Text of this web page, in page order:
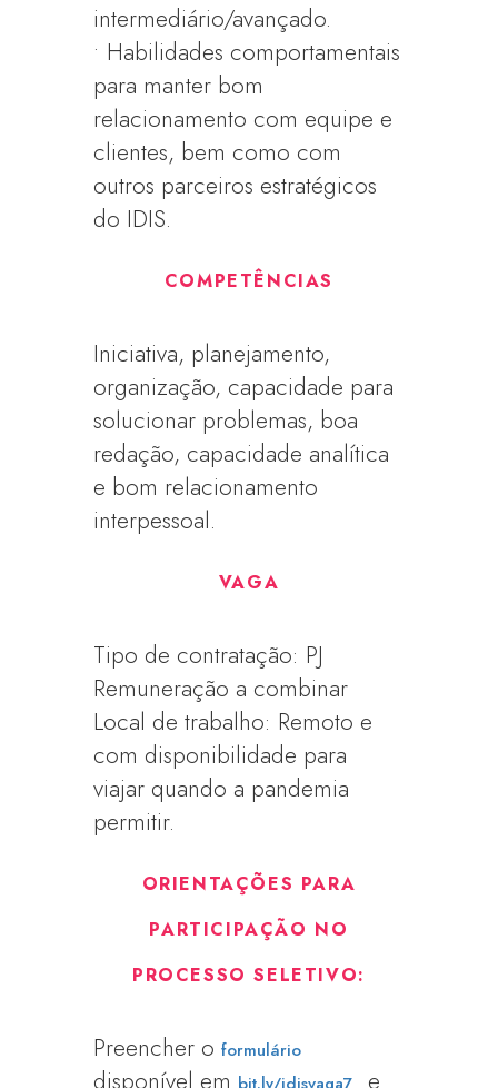
intermediário/avançado.
• Habilidades comportamentais
para manter bom
relacionamento com equipe e
clientes, bem como com
outros parceiros estratégicos
do IDIS.
COMPETÊNCIAS
Iniciativa, planejamento,
organização, capacidade para
solucionar problemas, boa
redação, capacidade analítica
e bom relacionamento
interpessoal.
VAGA
Tipo de contratação: PJ
Remuneração a combinar
Local de trabalho: Remoto e
com disponibilidade para
viajar quando a pandemia
permitir.
ORIENTAÇÕES PARA
PARTICIPAÇÃO NO
PROCESSO SELETIVO:
Preencher oformulário
disponível em e